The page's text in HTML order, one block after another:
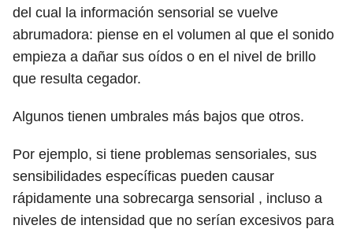
del cual la información sensorial se vuelve
abrumadora: piense en el volumen al que el sonido
empieza a dañar sus oídos o en el nivel de brillo
que resulta cegador.
Algunos tienen umbrales más bajos que otros.
Por ejemplo, si tiene problemas sensoriales, sus
sensibilidades específicas pueden causar
rápidamente una sobrecarga sensorial , incluso a
niveles de intensidad que no serían excesivos para